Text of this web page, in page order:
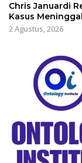
Chris Januardi
Kasus
2 Agustus, 2026